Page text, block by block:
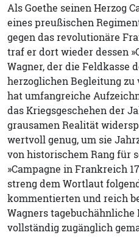
Als Goethe seinen Herzog
eines preußischen
gegen das revolutionäre
traf er dort wieder dessen
Wagner, der die Feldkasse
herzoglichen Begleitung
hat umfangreiche
das Kriegsgeschehen der
grausamen Realität
wertvoll genug, um sie
von historischem Rang für
»Campagne in Frankreich
streng dem Wortlaut
kommentierten und reich
Wagners
vollständig zugänglich